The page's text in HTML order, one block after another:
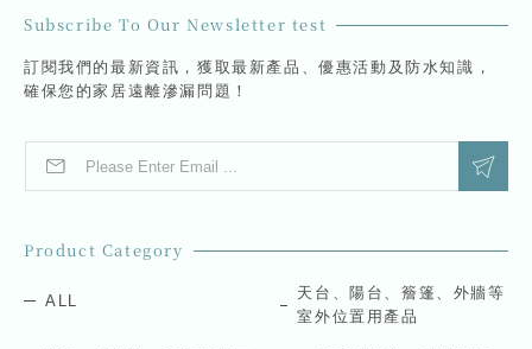
Subscribe To Our Newsletter test
訂閱我們的最新資訊，獲取最新產品、優惠活動及防水知識，
確保您的家居遠離滲漏問題！
m
i
a
lProduct Category
ALL
天台、陽台、簷篷、外牆等
室外位置用產品